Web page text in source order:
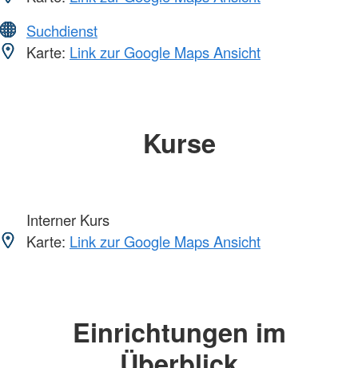
Suchdienst
Karte: Link zur Google Maps Ansicht
Kurse
Interner Kurs
Karte: Link zur Google Maps Ansicht
Einrichtungen im